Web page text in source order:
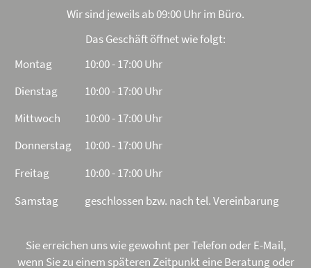
Wir sind jeweils ab 09:00 Uhr im Büro.
Das Geschäft öffnet wie folgt:
Montag
10:00 - 17:00 Uhr
Dienstag
10:00 - 17:00 Uhr
Mittwoch
10:00 - 17:00 Uhr
Donnerstag
10:00 - 17:00 Uhr
Freitag
10:00 - 17:00 Uhr
Samstag
geschlossen bzw. nach tel. Vereinbarung
Sie erreichen uns wie gewohnt per Telefon oder E-Mail,
wenn Sie zu einem späteren Zeitpunkt eine Beratung oder